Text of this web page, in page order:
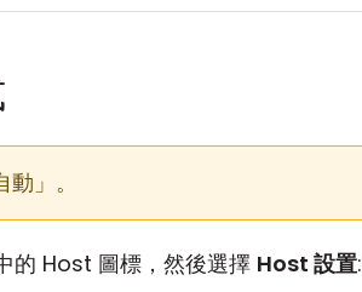
」。
的 Host 圖標，然後選擇 Host 設置: